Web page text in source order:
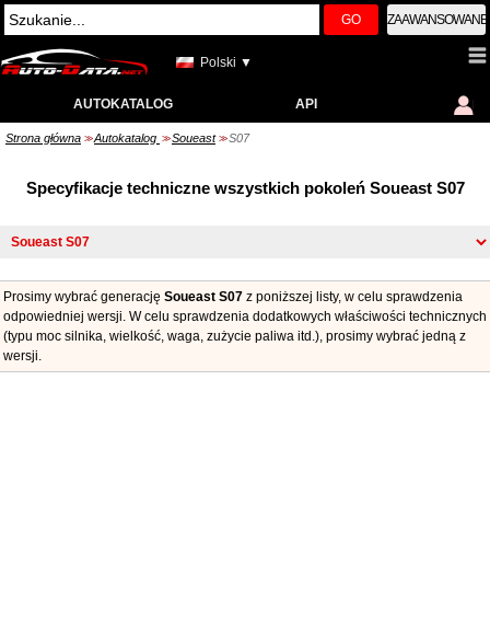
GO ZAAWANSOWANE
Polski ▼
AUTOKATALOG API
Strona główna >> Autokatalog >> Soueast >> S07
Specyfikacje techniczne wszystkich pokoleń Soueast S07
Prosimy wybrać generację Soueast S07 z poniższej listy, w celu sprawdzenia
odpowiedniej wersji. W celu sprawdzenia dodatkowych właściwości technicznych
(typu moc silnika, wielkość, waga, zużycie paliwa itd.), prosimy wybrać jedną z
wersji.